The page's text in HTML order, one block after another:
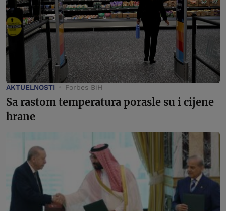
AKTUELNOSTI Forbes BiH
Sa rastom temperatura porasle su i cijene
hrane